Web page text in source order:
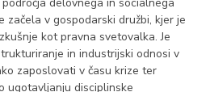
začela v gospodarski družbi, kjer je
kot pravna svetovalka. Je
in industrijski odnosi v
zaposlovati v času krize ter
ugotavljanju disciplinske